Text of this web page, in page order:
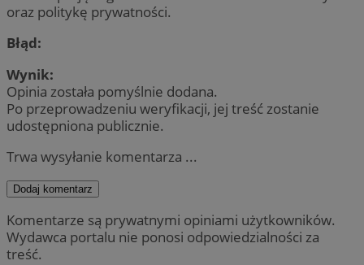
oraz politykę prywatności.
Błąd:
Wynik:
Opinia została pomyślnie dodana.
Po przeprowadzeniu weryfikacji, jej treść zostanie
udostępniona publicznie.
Trwa wysyłanie komentarza ...
Dodaj komentarz
Komentarze są prywatnymi opiniami użytkowników.
Wydawca portalu nie ponosi odpowiedzialności za
treść.